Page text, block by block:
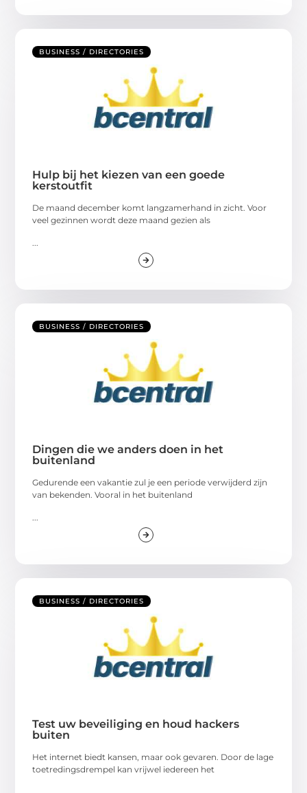
BUSINESS / DIRECTORIES
Hulp bij het kiezen van een goede
kerstoutfit
De maand december komt langzamerhand in zicht. Voor
veel gezinnen wordt deze maand gezien als
BUSINESS / DIRECTORIES
Dingen die we anders doen in het
buitenland
Gedurende een vakantie zul je een periode verwijderd zijn
van bekenden. Vooral in het buitenland
BUSINESS / DIRECTORIES
Test uw beveiliging en houd hackers
buiten
Het internet biedt kansen, maar ook gevaren. Door de lage
toetredingsdrempel kan vrijwel iedereen het